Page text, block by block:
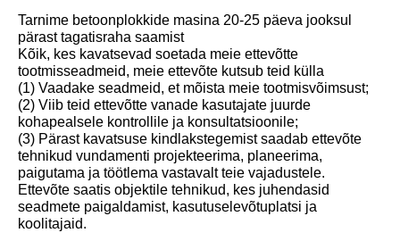
Tarnime betoonplokkide masina 20-25 päeva jooksul
pärast tagatisraha saamist
Kõik, kes kavatsevad soetada meie ettevõtte
tootmisseadmeid, meie ettevõte kutsub teid külla
(1) Vaadake seadmeid, et mõista meie tootmisvõimsust;
(2) Viib teid ettevõtte vanade kasutajate juurde
kohapealsele kontrollile ja konsultatsioonile;
(3) Pärast kavatsuse kindlakstegemist saadab ettevõte
tehnikud vundamenti projekteerima, planeerima,
paigutama ja töötlema vastavalt teie vajadustele.
Ettevõte saatis objektile tehnikud, kes juhendasid
seadmete paigaldamist, kasutuselevõtuplatsi ja
koolitajaid.